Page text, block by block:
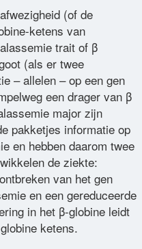
(of de
ketens van
trait of β
(als er twee
– allelen – op een gen
een drager van β
major zijn
pakketjes informatie op
en hebben daarom twee
de ziekte:
van het gen
en een gereduceerde
in het β-globine leidt
ketens.